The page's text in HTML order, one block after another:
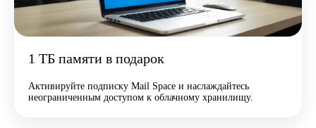
1 ТБ памяти в подарок
Активируйте подписку Mail Space и наслаждайтесь
неограниченным доступом к облачному хранилищу.